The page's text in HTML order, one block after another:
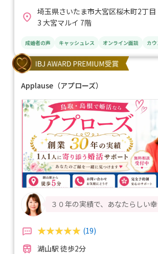
埼玉県さいたま市大宮区桜木町2丁目
3 大宮マルイ 7階
成婚者の声 キャッシュレス オンライン面談 カ
Applause（アプローズ）
３０年の実績で、あなたらしい
(19)
湖山駅 徒歩2分